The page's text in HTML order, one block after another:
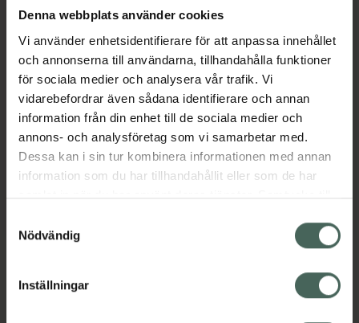
Denna webbplats använder cookies
Vi använder enhetsidentifierare för att anpassa innehållet
och annonserna till användarna, tillhandahålla funktioner
för sociala medier och analysera vår trafik. Vi
vidarebefordrar även sådana identifierare och annan
information från din enhet till de sociala medier och
annons- och analysföretag som vi samarbetar med.
Dessa kan i sin tur kombinera informationen med annan
information som du har tillhandahållit eller som de har
samlat in när du har använt deras tjänster. Samtycke till
återkalla ditt samtycke via webbplatsens
cookieinställningar. Ett återkallat samtycke påverkar inte
lagligheten av behandling som skett innan återkallelsen.
Nödvändig
Inställningar
Omnilax
Pulver till oral lösning i
dospåse 10 g
Makrogol...
Läkemedel
Pris online
320,11 kr
Omnilax
Pulver till oral lösning i
dospåse 4 g Makrogol
...
Läkemedel
Pris online
103,28 kr
Kronans Apotek finns här för dig. Du hittar oss från Skåne i
syd till Lappland i norr, och online i mobilen och på